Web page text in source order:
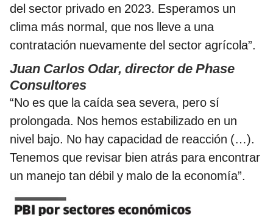
del sector privado en 2023. Esperamos un
clima más normal, que nos lleve a una
contratación nuevamente del sector agrícola”.
Juan Carlos Odar, director de Phase
Consultores
“No es que la caída sea severa, pero sí
prolongada. Nos hemos estabilizado en un
nivel bajo. No hay capacidad de reacción (…).
Tenemos que revisar bien atrás para encontrar
un manejo tan débil y malo de la economía”.